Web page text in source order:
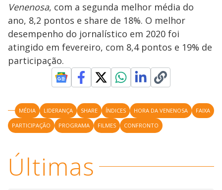
Venenosa, com a segunda melhor média do
ano, 8,2 pontos e share de 18%. O melhor
desempenho do jornalístico em 2020 foi
atingido em fevereiro, com 8,4 pontos e 19% de
participação.
MÉDIA LIDERANÇA SHARE ÍNDICES HORA DA VENENOSA
FAIXA
PARTICIPAÇÃO
PROGRAMA FILMES CONFRONTO
Últimas